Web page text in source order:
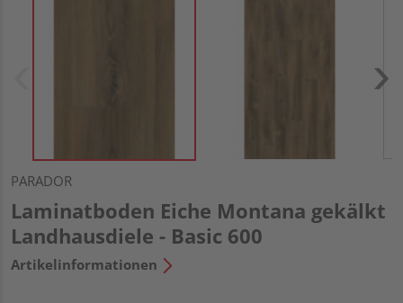
PARADOR
Laminatboden Eiche Montana gekälkt
Landhausdiele - Basic 600
Artikelinformationen